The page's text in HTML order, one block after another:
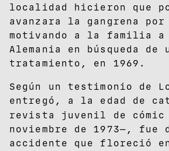
localidad hicieron que
avanzara la gangrena
motivando a la familia
Alemania en búsqueda de
tratamiento, en 1969.
Según un testimonio de
entregó, a la edad de
revista juvenil de cómic
noviembre de 1973—, fue
accidente que floreció